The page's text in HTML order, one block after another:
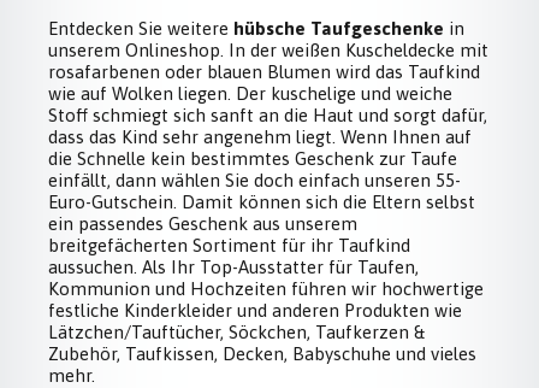
Entdecken Sie weitere hübsche Taufgeschenke in
unserem Onlineshop. In der weißen Kuscheldecke mit
rosafarbenen oder blauen Blumen wird das Taufkind
wie auf Wolken liegen. Der kuschelige und weiche
Stoff schmiegt sich sanft an die Haut und sorgt dafür,
dass das Kind sehr angenehm liegt. Wenn Ihnen auf
die Schnelle kein bestimmtes Geschenk zur Taufe
einfällt, dann wählen Sie doch einfach unseren 55-
Euro-Gutschein. Damit können sich die Eltern selbst
ein passendes Geschenk aus unserem
breitgefächerten Sortiment für ihr Taufkind
aussuchen. Als Ihr Top-Ausstatter für Taufen,
Kommunion und Hochzeiten führen wir hochwertige
festliche Kinderkleider und anderen Produkten wie
Lätzchen/Tauftücher, Söckchen, Taufkerzen &
Zubehör, Taufkissen, Decken, Babyschuhe und vieles
mehr.